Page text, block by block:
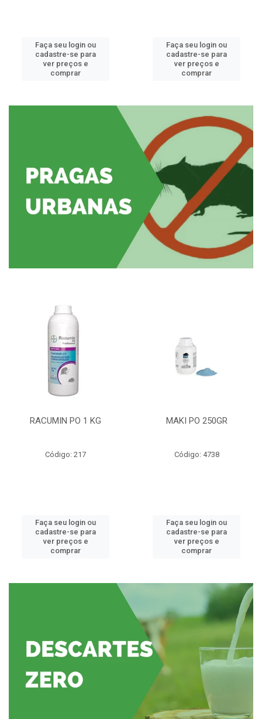
Faça seu login ou
cadastre-se para
ver preços e
comprar
Faça seu login ou
cadastre-se para
ver preços e
comprar
RACUMIN PO 1 KG
Código: 217
Faça seu login ou
cadastre-se para
ver preços e
comprar
MAKI PO 250GR
Código: 4738
Faça seu login ou
cadastre-se para
ver preços e
comprar